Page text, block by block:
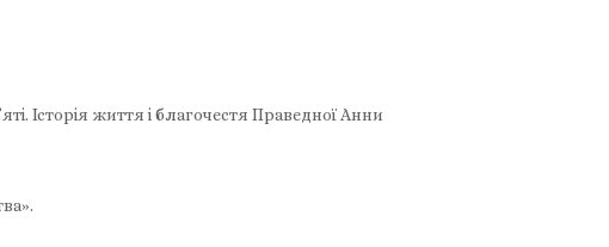
Історія життя і благочестя Праведної Анни